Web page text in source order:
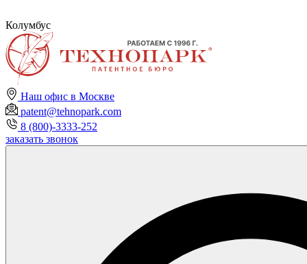
Колумбус
Наш офис в Москве
patent@tehnopark.com
8 (800)-3333-252
заказать звонок